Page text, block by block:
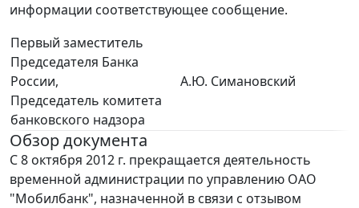
информации соответствующее сообщение.
Первый заместитель
Председателя Банка
России,
Председатель комитета
банковского надзора
А.Ю. Симановский
Обзор документа
С 8 октября 2012 г. прекращается деятельность
временной администрации по управлению ОАО
"Мобилбанк", назначенной в связи с отзывом